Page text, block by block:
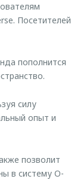
Посетителей
пополнится
силу
опыт и
позволит
в систему O-